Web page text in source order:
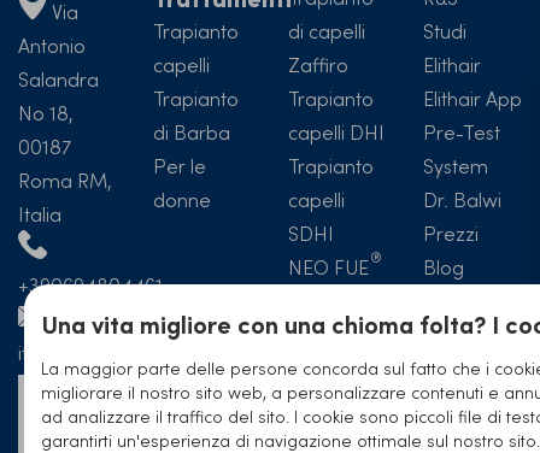
Via
Antonio
Salandra
No 18,
00187
Roma RM,
Italia
+390694804461
italia@elithairtransplant.com
Formulario
di contatto
Trapianto
capelli
Trapianto
di Barba
Per le
donne
di capelli
Zaffiro
Trapianto
capelli DHI
Trapianto
capelli
SDHI
NEO FUE
capelli
Prima e
Dopo
Trapianto
Studi
Elithair
Elithair App
Pre-Test
System
Dr. Balwi
Prezzi
Blog
Una vita migliore con una chioma folta? I
La maggior parte delle persone concorda sul fatto che i
migliorare il nostro sito web, a personalizzare contenuti e
ad analizzare il traffico del sito. I cookie sono piccoli file di
garantirti un'esperienza di navigazione ottimale sul nostro sito.